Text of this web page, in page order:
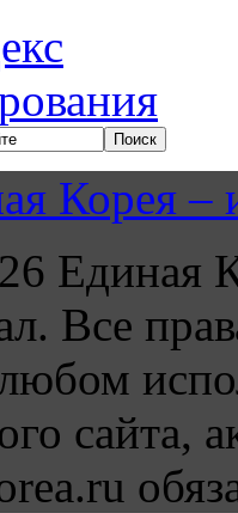
Корея –
Единая
Все
сайта,